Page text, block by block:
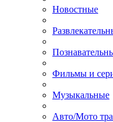
Новостные
Фильмы и
Музыкальные
Авто/Мото